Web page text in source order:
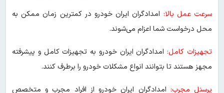
سرعت عمل بالا: امدادگران ایران خودرو در کمترین زمان ممکن به
محل درخواست شما اعزام می‌شوند.
تجهیزات کامل: امدادگران ایران خودرو به تجهیزات کامل و پیشرفته
مجهز هستند تا بتوانند انواع مشکلات خودرو را برطرف کنند.
پرسنل مجرب: امدادگران ایران خودرو از افراد مجرب و متخصص